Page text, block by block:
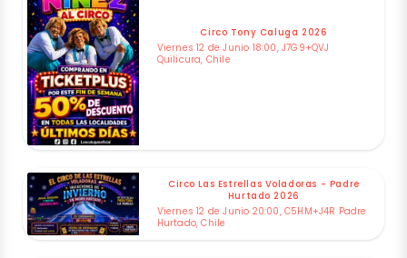
Circo Tony Caluga 2026
Viernes 12 de Junio 18:00, J7G9+QVJ
Quilicura, Chile
Circo Las Estrellas Voladoras - Padre
Hurtado 2026
Viernes 12 de Junio 20:00, C5HM+J4R Padre
Hurtado, Chile